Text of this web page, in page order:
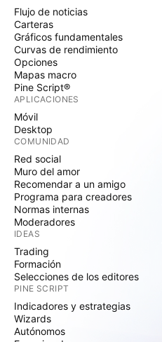
Flujo de noticias
Carteras
Gráficos fundamentales
Curvas de rendimiento
Opciones
Mapas macro
Pine Script®
APLICACIONES
Móvil
Desktop
COMUNIDAD
Red social
Muro del amor
Recomendar a un amigo
Programa para creadores
Normas internas
Moderadores
IDEAS
Trading
Formación
Selecciones de los editores
PINE SCRIPT
Indicadores y estrategias
Wizards
Autónomos